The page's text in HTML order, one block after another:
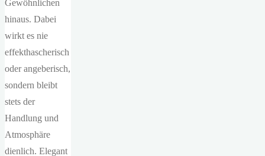
Gewöhnlichen
hinaus. Dabei
wirkt es nie
effekthascherisch
oder angeberisch,
sondern bleibt
stets der
Handlung und
Atmosphäre
dienlich. Elegant